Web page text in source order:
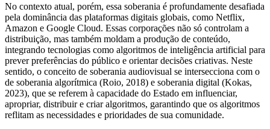
No contexto atual, porém, essa soberania é profundamente desafiada
pela dominância das plataformas digitais globais, como Netflix,
Amazon e Google Cloud. Essas corporações não só controlam a
distribuição, mas também moldam a produção de conteúdo,
integrando tecnologias como algoritmos de inteligência artificial para
prever preferências do público e orientar decisões criativas. Neste
sentido, o conceito de soberania audiovisual se intersecciona com o
de soberania algorítmica (Roio, 2018) e soberania digital (Kokas,
2023), que se referem à capacidade do Estado em influenciar,
apropriar, distribuir e criar algoritmos, garantindo que os algoritmos
reflitam as necessidades e prioridades de sua comunidade.